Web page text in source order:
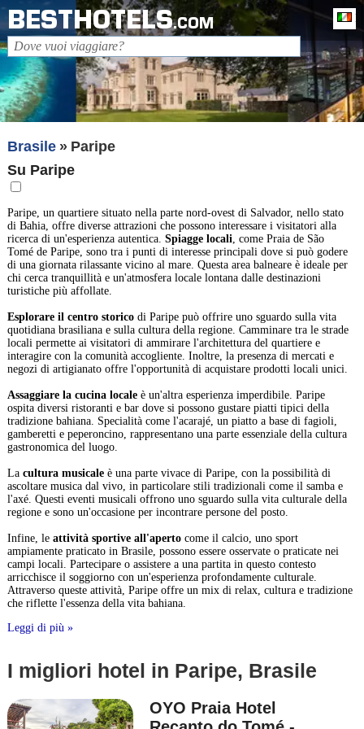
BESTHOTELS.COM
Brasile
Paripe
Su Paripe
Paripe, un quartiere situato nella parte nord-ovest di Salvador, nello stato
di Bahia, offre diverse attrazioni che possono interessare i visitatori alla
ricerca di un'esperienza autentica. Spiagge locali, come Praia de São
Tomé de Paripe, sono tra i punti di interesse principali dove si può godere
di una giornata rilassante vicino al mare. Questa area balneare è ideale per
chi cerca tranquillità e un'atmosfera locale lontana dalle destinazioni
turistiche più affollate.
Esplorare il centro storicodi Paripe può offrire uno sguardo sulla vita
quotidiana brasiliana e sulla cultura della regione. Camminare tra le strade
locali permette ai visitatori di ammirare l'architettura del quartiere e
interagire con la comunità accogliente. Inoltre, la presenza di mercati e
negozi di artigianato offre l'opportunità di acquistare prodotti locali unici.
Assaggiare la cucina localeè un'altra esperienza imperdibile. Paripe
ospita diversi ristoranti e bar dove si possono gustare piatti tipici della
tradizione bahiana. Specialità come l'acarajé, un piatto a base di fagioli,
gamberetti e peperoncino, rappresentano una parte essenziale della cultura
gastronomica del luogo.
La cultura musicaleè una parte vivace di Paripe, con la possibilità di
ascoltare musica dal vivo, in particolare stili tradizionali come il samba e
l'axé. Questi eventi musicali offrono uno sguardo sulla vita culturale della
regione e sono un'occasione per incontrare persone del posto.
Infine, le attività sportive all'apertocome il calcio, uno sport
ampiamente praticato in Brasile, possono essere osservate o praticate nei
campi locali. Partecipare o assistere a una partita in questo contesto
arricchisce il soggiorno con un'esperienza profondamente culturale.
Attraverso queste attività, Paripe offre un mix di relax, cultura e tradizione
che riflette l'essenza della vita bahiana.
Leggi di più »
I migliori hotel in Paripe, Brasile
OYO Praia Hotel